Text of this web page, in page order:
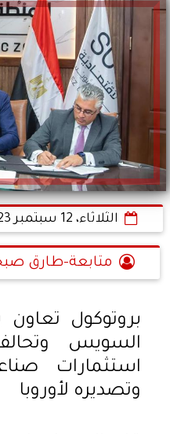
الثلاثاء، 12 سبتمبر 2023
متابعة-طارق
بروتوكول تعاون
السويس
استثمارات
وتصديره لأوروبا